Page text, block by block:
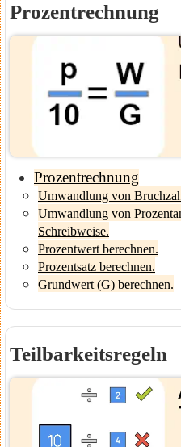
Prozentrechnung
Prozentrechnung
Umwandlung von
Umwandlung von
Schreibweise.
Prozentwert berechnen.
Prozentsatz berechnen.
Grundwert (G) berechnen.
Teilbarkeitsregeln